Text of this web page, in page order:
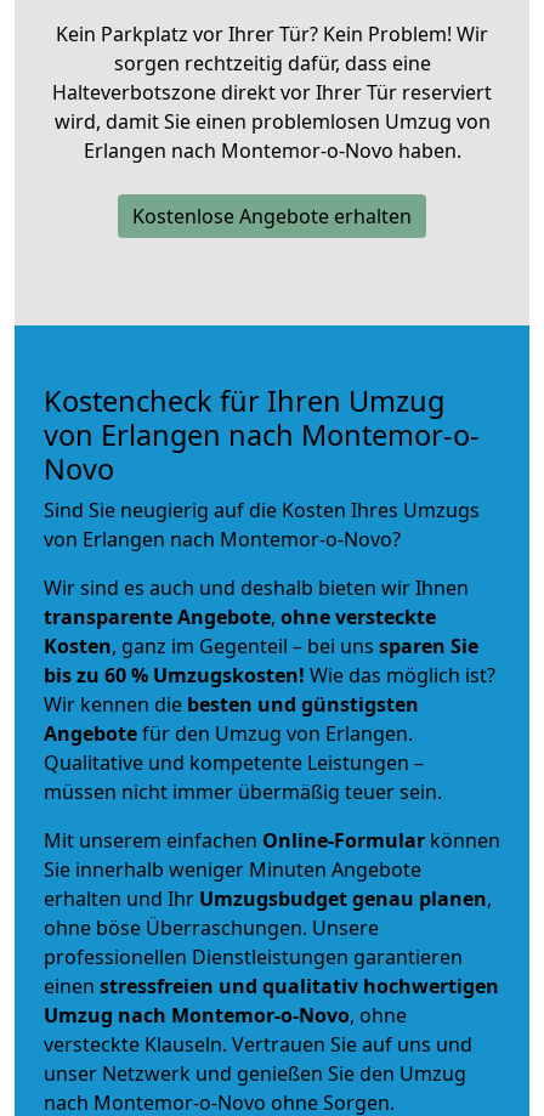
Kein Parkplatz vor Ihrer Tür? Kein Problem! Wir
sorgen rechtzeitig dafür, dass eine
Halteverbotszone direkt vor Ihrer Tür reserviert
wird, damit Sie einen problemlosen Umzug von
Erlangen nach Montemor-o-Novo haben.
Kostenlose Angebote erhalten
Kostencheck für Ihren Umzug
von Erlangen nach Montemor-o-
Novo
Sind Sie neugierig auf die Kosten Ihres Umzugs
von Erlangen nach Montemor-o-Novo?
Wir sind es auch und deshalb bieten wir Ihnen
transparente Angebote, ohne versteckte
Kosten, ganz im Gegenteil – bei uns sparen Sie
bis zu 60 % Umzugskosten! Wie das möglich ist?
Wir kennen die besten und günstigsten
Angebotefür den Umzug von Erlangen.
Qualitative und kompetente Leistungen –
müssen nicht immer übermäßig teuer sein.
Mit unserem einfachen Online-Formular können
Sie innerhalb weniger Minuten Angebote
erhalten und Ihr Umzugsbudgetgenau planen,
ohne böse Überraschungen. Unsere
professionellen Dienstleistungen garantieren
einen stressfreien und qualitativ hochwertigen
Umzug nach Montemor-o-Novo, ohne
versteckte Klauseln. Vertrauen Sie auf uns und
unser Netzwerk und genießen Sie den Umzug
nach Montemor-o-Novo ohne Sorgen.